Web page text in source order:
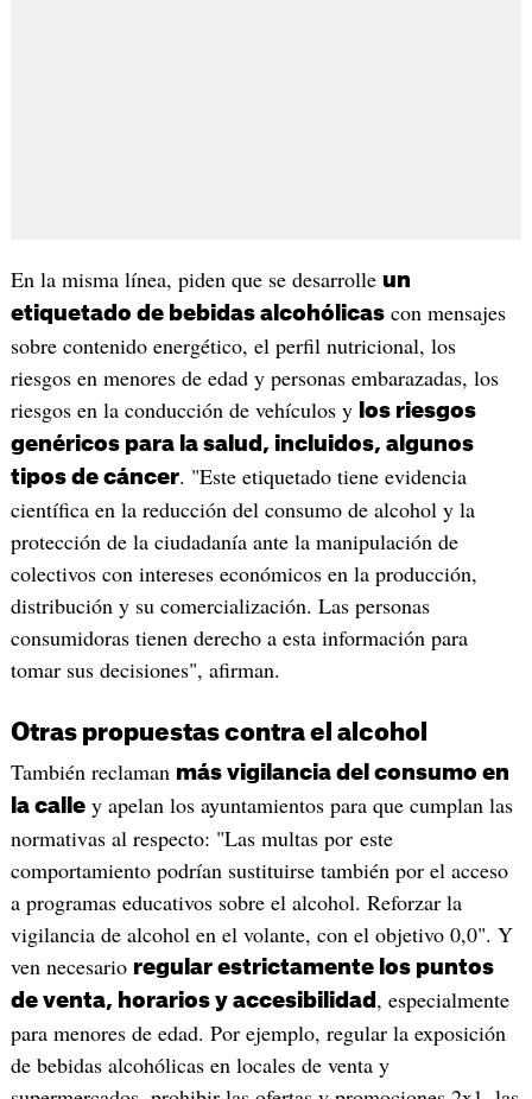
En la misma línea, piden que se desarrolle un
etiquetado de bebidas alcohólicascon mensajes
sobre contenido energético, el perfil nutricional, los
riesgos en menores de edad y personas embarazadas, los
riesgos en la conducción de vehículos y los riesgos
genéricos para la salud, incluidos, algunos
tipos de cáncer. "Este etiquetado tiene evidencia
científica en la reducción del consumo de alcohol y la
protección de la ciudadanía ante la manipulación de
colectivos con intereses económicos en la producción,
distribución y su comercialización. Las personas
consumidoras tienen derecho a esta información para
tomar sus decisiones", afirman.
Otras propuestas contra el alcohol
También reclaman más vigilancia del consumo en
la calley apelan los ayuntamientos para que cumplan las
normativas al respecto: "Las multas por este
comportamiento podrían sustituirse también por el acceso
a programas educativos sobre el alcohol. Reforzar la
vigilancia de alcohol en el volante, con el objetivo 0,0". Y
ven necesario regular estrictamente los puntos
de venta, horarios y accesibilidad , especialmente
para menores de edad. Por ejemplo, regular la exposición
de bebidas alcohólicas en locales de venta y